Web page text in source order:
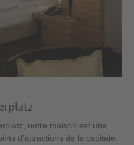
notre maison est une
d’attractions de la capitale.